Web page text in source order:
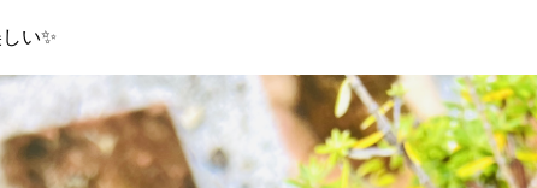
い✨